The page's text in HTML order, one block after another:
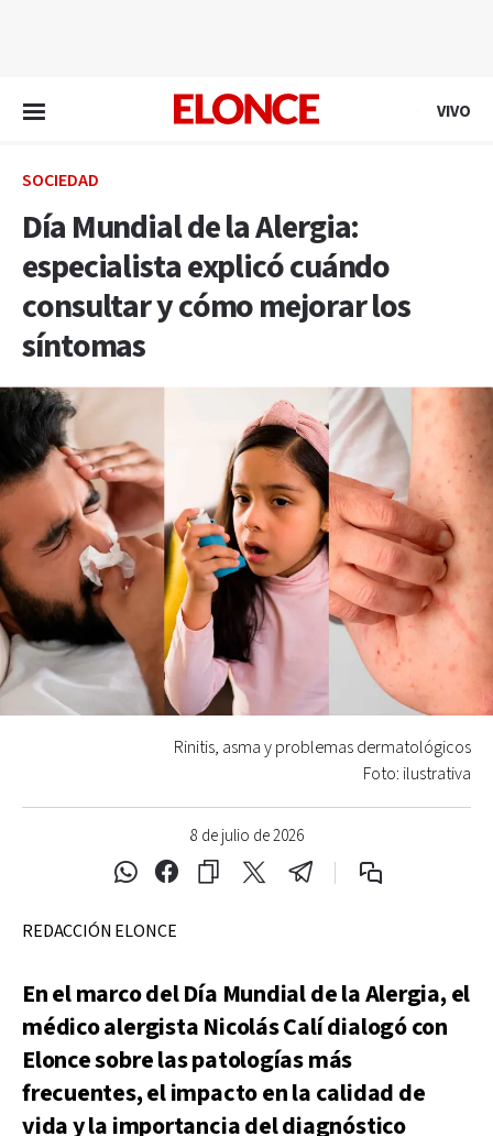
VIVO
SOCIEDAD
Día Mundial de la Alergia:
especialista explicó cuándo
consultar y cómo mejorar los
síntomas
8 de julio de 2026
Rinitis, asma y problemas dermatológicos
Foto: ilustrativa
REDACCIÓN ELONCE
En el marco del Día Mundial de la Alergia, el
médico alergista Nicolás Calí dialogó con
Elonce sobre las patologías más
frecuentes, el impacto en la calidad de
vida y la importancia del diagnóstico